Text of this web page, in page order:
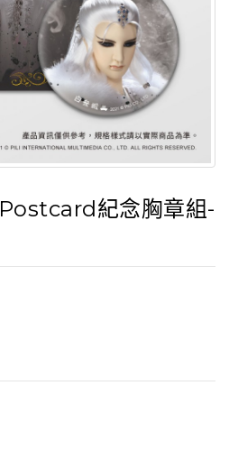
紀念胸章組-